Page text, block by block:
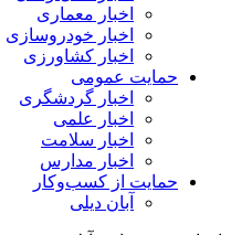
اخبار معماری
اخبار خودروسازی
اخبار کشاورزی
حمایت عمومی
اخبار گردشگری
اخبار علمی
اخبار سلامت
اخبار مدارس
حمایت از کسب‌وکار
آبان دیلی